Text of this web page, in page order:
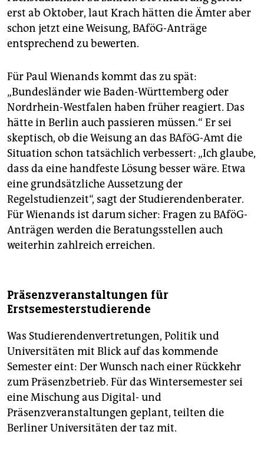
erst ab Oktober, laut Krach hätten die Ämter aber
schon jetzt eine Weisung, BAföG-Anträge
entsprechend zu bewerten.
Für Paul Wienands kommt das zu spät:
„Bundesländer wie Baden-Württemberg oder
Nordrhein-Westfalen haben früher reagiert. Das
hätte in Berlin auch passieren müssen.“ Er sei
skeptisch, ob die Weisung an das BAföG-Amt die
Situation schon tatsächlich verbessert: „Ich glaube,
dass da eine handfeste Lösung besser wäre. Etwa
eine grundsätzliche Aussetzung der
Regelstudienzeit“, sagt der Studierendenberater.
Für Wie­nands ist darum sicher: Fragen zu BAföG-
Anträgen werden die Beratungsstellen auch
weiterhin zahlreich erreichen.
Präsenzveranstaltungen für
Erstsemesterstudierende
Was Studierendenvertretungen, Politik und
Universitäten mit Blick auf das kommende
Semester eint: Der Wunsch nach einer Rückkehr
zum Präsenzbetrieb. Für das Wintersemester sei
eine Mischung aus Digital- und
Präsenzveranstaltungen geplant, teilten die
Berliner Universitäten der taz mit.